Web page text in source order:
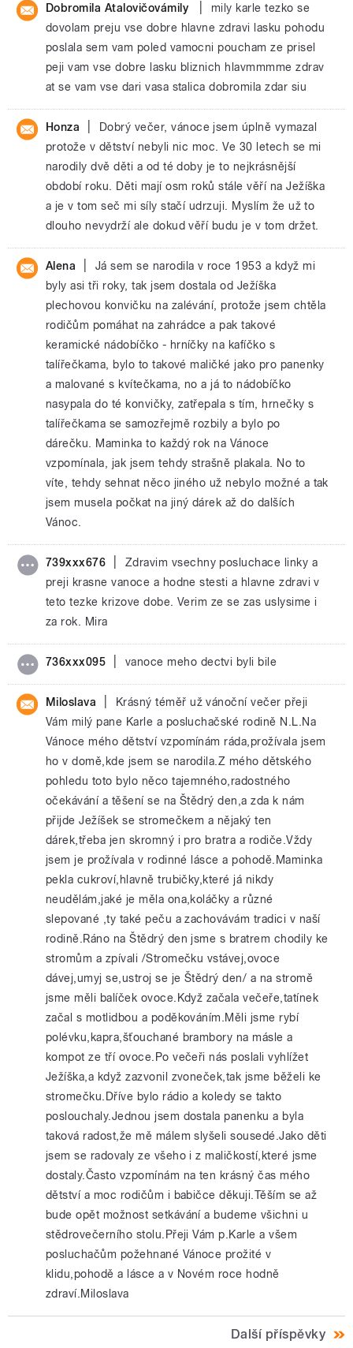
Dobromila Atalovičovámily
mily karle tezko se
dovolam preju vse dobre hlavne zdravi lasku pohodu
poslala sem vam poled vamocni poucham ze prisel
peji vam vse dobre lasku bliznich hlavmmmme zdrav
at se vam vse dari vasa stalica dobromila zdar siu
Honza
Dobrý večer, vánoce jsem úplně vymazal
protože v dětství nebyli nic moc. Ve 30 letech se mi
narodily dvě děti a od té doby je to nejkrásnější
období roku. Děti mají osm roků stále věří na Ježíška
a je v tom seč mi síly stačí udrzuji. Myslím že už to
dlouho nevydrží ale dokud věří budu je v tom držet.
Alena
Já sem se narodila v roce 1953 a když mi
byly asi tři roky, tak jsem dostala od Ježíška
plechovou konvičku na zalévání, protože jsem chtěla
rodičům pomáhat na zahrádce a pak takové
keramické nádobíčko - hrníčky na kafíčko s
talířečkama, bylo to takové maličké jako pro panenky
a malované s kvítečkama, no a já to nádobíčko
nasypala do té konvičky, zatřepala s tím, hrnečky s
talířečkama se samozřejmě rozbily a bylo po
dárečku. Maminka to každý rok na Vánoce
vzpomínala, jak jsem tehdy strašně plakala. No to
víte, tehdy sehnat něco jiného už nebylo možné a tak
jsem musela počkat na jiný dárek až do dalších
Vánoc.
739xxx676
Zdravim vsechny posluchace linky a
preji krasne vanoce a hodne stesti a hlavne zdravi v
teto tezke krizove dobe. Verim ze se zas uslysime i
za rok. Mira
736xxx095 vanoce meho dectvi byli bile
Miloslava
Krásný téměř už vánoční večer přeji
Vám milý pane Karle a posluchačské rodině N.L.Na
Vánoce mého dětství vzpomínám ráda,prožívala jsem
ho v domě,kde jsem se narodila.Z mého dětského
pohledu toto bylo něco tajemného,radostného
očekávání a těšení se na Štědrý den,a zda k nám
přijde Ježíšek se stromečkem a nějaký ten
dárek,třeba jen skromný i pro bratra a rodiče.Vždy
jsem je prožívala v rodinné lásce a pohodě.Maminka
pekla cukroví,hlavně trubičky,které já nikdy
neudělám,jaké je měla ona,koláčky a různé
slepované ,ty také peču a zachovávám tradici v naší
rodině.Ráno na Štědrý den jsme s bratrem chodily ke
stromům a zpívali /Stromečku vstávej,ovoce
dávej,umyj se,ustroj se je Štědrý den/ a na stromě
jsme měli balíček ovoce.Když začala večeře,tatínek
začal s motlidbou a poděkováním.Měli jsme rybí
polévku,kapra,šťouchané brambory na másle a
kompot ze tří ovoce.Po večeři nás poslali vyhlížet
Ježíška,a když zazvonil zvoneček,tak jsme běželi ke
stromečku.Dříve bylo rádio a koledy se takto
poslouchaly.Jednou jsem dostala panenku a byla
taková radost,že mě málem slyšeli sousedé.Jako děti
jsem se radovaly ze všeho i z maličkostí,které jsme
dostaly.Často vzpomínám na ten krásný čas mého
dětství a moc rodičům i babičce děkuji.Těším se až
bude opět možnost setkávání a budeme všichni u
stědrovečerního stolu.Přeji Vám p.Karle a všem
posluchačům požehnané Vánoce prožité v
klidu,pohodě a lásce a v Novém roce hodně
zdraví.Miloslava
Další příspěvky